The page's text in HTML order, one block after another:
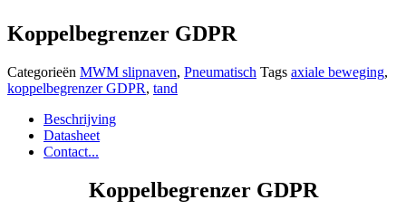
Koppelbegrenzer GDPR
Categorieën MWM slipnaven, Pneumatisch Tags axiale beweging,
koppelbegrenzer GDPR, tand
Beschrijving
Datasheet
Contact...
Koppelbegrenzer GDPR